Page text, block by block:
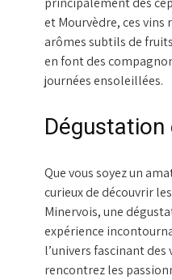
et Mourvèdre, ces vins
arômes subtils de
en font des
journées ensoleillées.
Que vous soyez un
curieux de découvrir
Minervois, une
expérience
l’univers fascinant
rencontrez les